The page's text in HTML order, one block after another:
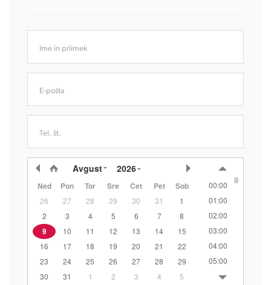
Ime in priimek
E-pošta
Tel. št.
Avgust 2026
Ned Pon Tor Sre Čet Pet Sob
26 27 28 29 30 31
1
2
3 4 5 6 7 8
9 10 11 12 13 14
15
16
17 18 19 20 21
22
23
24 25 26 27 28
29
30
31 1 2 3 4 5
00:00
01:00
02:00
03:00
04:00
05:00
06:00